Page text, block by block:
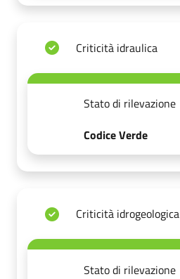
Criticità idraulica
Stato di rilevazione
Codice Verde
Criticità idrogeologica
Stato di rilevazione